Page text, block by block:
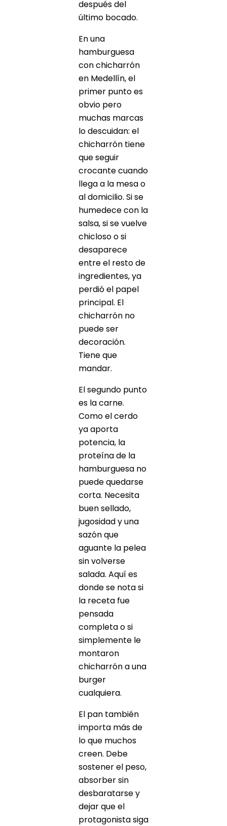
después del
último bocado.
En una
hamburguesa
con chicharrón
en Medellín, el
primer punto es
obvio pero
muchas marcas
lo descuidan: el
chicharrón tiene
que seguir
crocante cuando
llega a la mesa o
al domicilio. Si se
humedece con la
salsa, si se vuelve
chicloso o si
desaparece
entre el resto de
ingredientes, ya
perdió el papel
principal. El
chicharrón no
puede ser
decoración.
Tiene que
mandar.
El segundo punto
es la carne.
Como el cerdo
ya aporta
potencia, la
proteína de la
hamburguesa no
puede quedarse
corta. Necesita
buen sellado,
jugosidad y una
sazón que
aguante la pelea
sin volverse
salada. Aquí es
donde se nota si
la receta fue
pensada
completa o si
simplemente le
montaron
chicharrón a una
burger
cualquiera.
El pan también
importa más de
lo que muchos
creen. Debe
sostener el peso,
absorber sin
desbaratarse y
dejar que el
protagonista siga